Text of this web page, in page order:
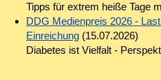
Tipps für extrem heiße Tage
DDG Medienpreis 2026 -
Einreichung(15.07.2026)
Diabetes ist Vielfalt -